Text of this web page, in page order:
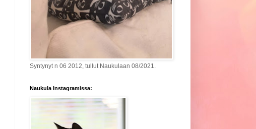
Syntynyt n 06 2012, tullut Naukulaan 08/2021.
Naukula Instagramissa: